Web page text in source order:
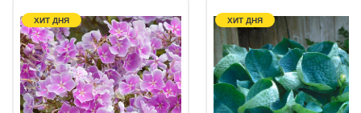
ХИТ ДНЯ ХИТ ДНЯ